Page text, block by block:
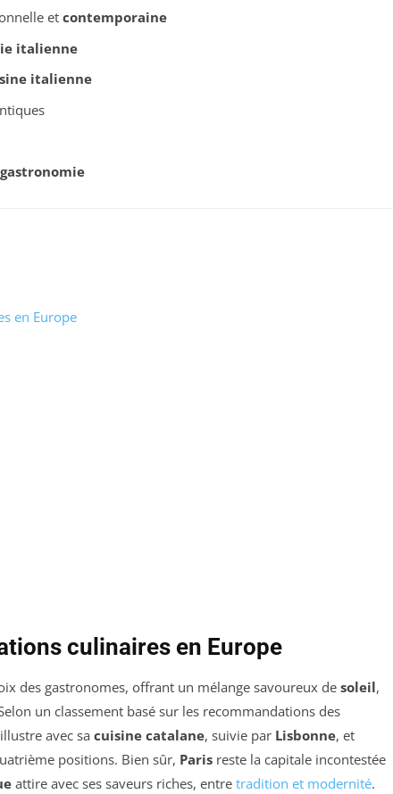
etcontemporaine
italienne
italienne
gastronomie
en Europe
culinaires en Europe
des gastronomes, offrant un mélange savoureux de soleil,
un classement basé sur les recommandations des
avec sa cuisine catalane, suivie par Lisbonne, et
positions. Bien sûr, Paris reste la capitale incontestée
attire avec ses saveurs riches, entre tradition et modernité.